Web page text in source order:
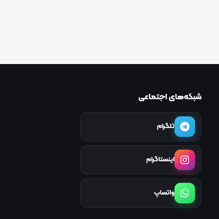
شبکه‌های اجتماعی
تلگرام
اینستاگرام
واتساپ